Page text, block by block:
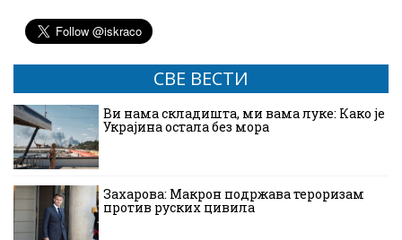
СВЕ ВЕСТИ
Ви нама складишта, ми вама луке: Како је
Украјина остала без мора
Захарова: Макрон подржава тероризам
против руских цивила